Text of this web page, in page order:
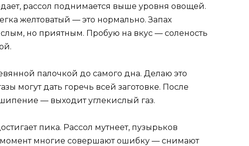
рассол поднимается выше уровня овощей.
желтоватый — это нормально. Запах
но приятным. Пробую на вкус — соленость
палочкой до самого дна. Делаю это
могут дать горечь всей заготовке. После
— выходит углекислый газ.
пика. Рассол мутнеет, пузырьков
момент многие совершают ошибку — снимают